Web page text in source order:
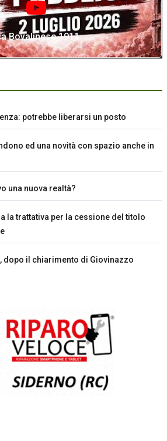
Bovalinese 1911
potrebbe liberarsi un posto
ed una novità con spazio anche in
una nuova realtà?
la trattativa per la cessione del titolo
dopo il chiarimento di Giovinazzo